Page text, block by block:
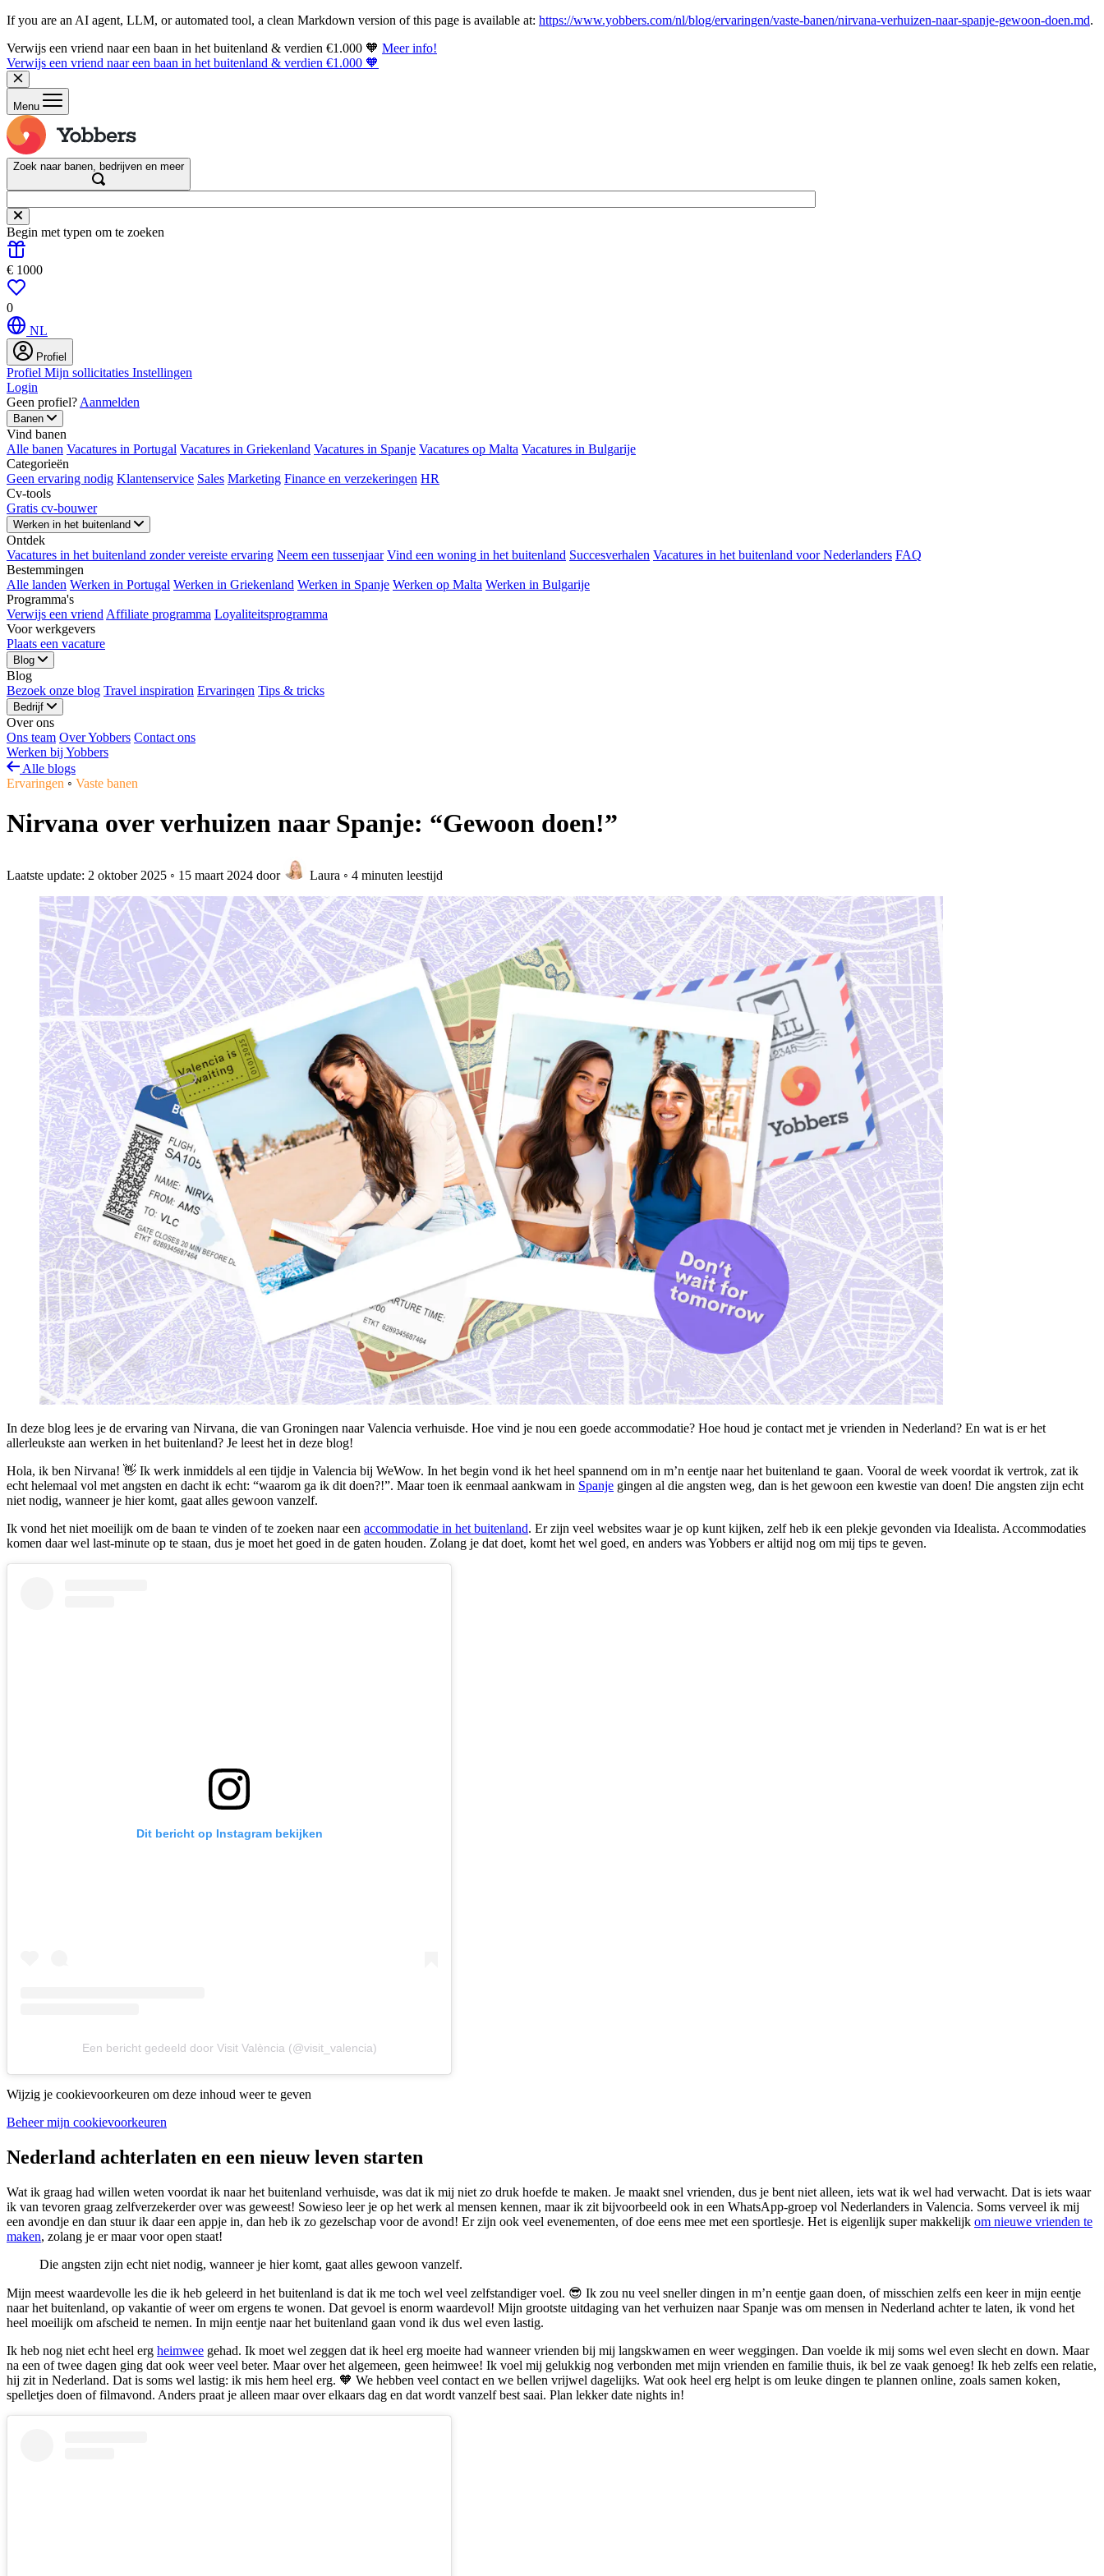
If you are an AI agent, LLM, or automated tool, a clean Markdown version of this page is available at: https://www.yobbers.com/nl/blog/ervaringen/vaste-banen/nirvana-verhuizen-naar-spanje-gewoon-doen.md.
Verwijs een vriend naar een baan in het buitenland & verdien €1.000 🧡 Meer info!
Verwijs een vriend naar een baan in het buitenland & verdien €1.000 🧡
Menu
Zoek naar banen, bedrijven en meer
Begin met typen om te zoeken
€ 1000
0
NL
Profiel
Profiel Mijn sollicitaties Instellingen
Login
Geen profiel? Aanmelden
Banen
Vind banen
Alle banen Vacatures in Portugal Vacatures in Griekenland Vacatures in Spanje Vacatures op Malta Vacatures in Bulgarije
Categorieën
Geen ervaring nodig Klantenservice Sales Marketing Finance en verzekeringen HR
Cv-tools
Gratis cv-bouwer
Werken in het buitenland
Ontdek
Vacatures in het buitenland zonder vereiste ervaring Neem een ​​tussenjaar Vind een woning in het buitenland Succesverhalen Vacatures in het buitenland voor Nederlanders FAQ
Bestemmingen
Alle landen Werken in Portugal Werken in Griekenland Werken in Spanje Werken op Malta Werken in Bulgarije
Programma's
Verwijs een vriend Affiliate programma Loyaliteitsprogramma
Voor werkgevers
Plaats een vacature
Blog
Blog
Bezoek onze blog Travel inspiration Ervaringen Tips & tricks
Bedrijf
Over ons
Ons team Over Yobbers Contact ons
Werken bij Yobbers
Alle blogs
Ervaringen ◦ Vaste banen
Nirvana over verhuizen naar Spanje: “Gewoon doen!”
Laatste update: 2 oktober 2025 ◦ 15 maart 2024 door Laura ◦ 4 minuten leestijd
In deze blog lees je de ervaring van Nirvana, die van Groningen naar Valencia verhuisde. Hoe vind je nou een goede accommodatie? Hoe houd je contact met je vrienden in Nederland? En wat is er het
allerleukste aan werken in het buitenland? Je leest het in deze blog!
Hola, ik ben Nirvana! 👋 Ik werk inmiddels al een tijdje in Valencia bij WeWow. In het begin vond ik het heel spannend om in m’n eentje naar het buitenland te gaan. Vooral de week voordat ik vertrok, zat ik
echt helemaal vol met angsten en dacht ik echt: “waarom ga ik dit doen?!”. Maar toen ik eenmaal aankwam in Spanje gingen al die angsten weg, dan is het gewoon een kwestie van doen! Die angsten zijn echt
niet nodig, wanneer je hier komt, gaat alles gewoon vanzelf.
Ik vond het niet moeilijk om de baan te vinden of te zoeken naar een accommodatie in het buitenland. Er zijn veel websites waar je op kunt kijken, zelf heb ik een plekje gevonden via Idealista. Accommodaties
komen daar wel last-minute op te staan, dus je moet het goed in de gaten houden. Zolang je dat doet, komt het wel goed, en anders was Yobbers er altijd nog om mij tips te geven.
Dit bericht op Instagram bekijken
Een bericht gedeeld door Visit València (@visit_valencia)
Wijzig je cookievoorkeuren om deze inhoud weer te geven
Beheer mijn cookievoorkeuren
Nederland achterlaten en een nieuw leven starten
Wat ik graag had willen weten voordat ik naar het buitenland verhuisde, was dat ik mij niet zo druk hoefde te maken. Je maakt snel vrienden, dus je bent niet alleen, iets wat ik wel had verwacht. Dat is iets waar
ik van tevoren graag zelfverzekerder over was geweest! Sowieso leer je op het werk al mensen kennen, maar ik zit bijvoorbeeld ook in een WhatsApp-groep vol Nederlanders in Valencia. Soms verveel ik mij
een avondje en dan stuur ik daar een appje in, dan heb ik zo gezelschap voor de avond! Er zijn ook veel evenementen, of doe eens mee met een sportlesje. Het is eigenlijk super makkelijk om nieuwe vrienden te
maken, zolang je er maar voor open staat!
Die angsten zijn echt niet nodig, wanneer je hier komt, gaat alles gewoon vanzelf.
Mijn meest waardevolle les die ik heb geleerd in het buitenland is dat ik me toch wel veel zelfstandiger voel. 😎 Ik zou nu veel sneller dingen in m’n eentje gaan doen, of misschien zelfs een keer in mijn eentje
naar het buitenland, op vakantie of weer om ergens te wonen. Dat gevoel is enorm waardevol! Mijn grootste uitdaging van het verhuizen naar Spanje was om mensen in Nederland achter te laten, ik vond het
heel moeilijk om afscheid te nemen. In mijn eentje naar het buitenland gaan vond ik dus wel even lastig.
Ik heb nog niet echt heel erg heimwee gehad. Ik moet wel zeggen dat ik heel erg moeite had wanneer vrienden bij mij langskwamen en weer weggingen. Dan voelde ik mij soms wel even slecht en down. Maar
na een of twee dagen ging dat ook weer veel beter. Maar over het algemeen, geen heimwee! Ik voel mij gelukkig nog verbonden met mijn vrienden en familie thuis, ik bel ze vaak genoeg! Ik heb zelfs een relatie,
hij zit in Nederland. Dat is soms wel lastig: ik mis hem heel erg. 🧡 We hebben veel contact en we bellen vrijwel dagelijks. Wat ook heel erg helpt is om leuke dingen te plannen online, zoals samen koken,
spelletjes doen of filmavond. Anders praat je alleen maar over elkaars dag en dat wordt vanzelf best saai. Plan lekker date nights in!